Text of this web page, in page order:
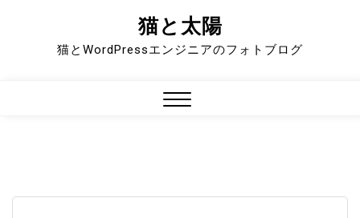
猫と太陽
猫とWordPressエンジニアのフォトブログ